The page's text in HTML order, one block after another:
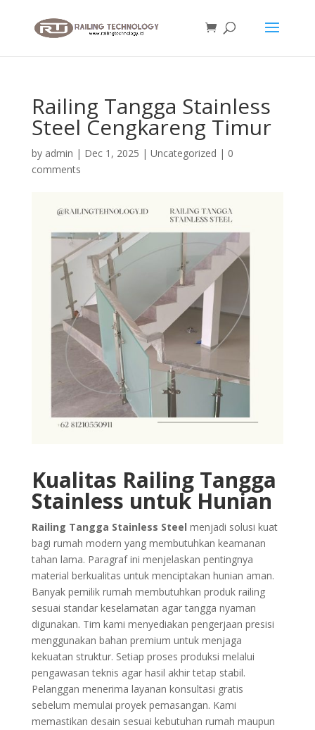
Railing Tangga Stainless
Steel Cengkareng Timur
by admin | Dec 1, 2025 | Uncategorized | 0
comments
Kualitas Railing Tangga
Stainless untuk Hunian
Railing Tangga Stainless Steel menjadi solusi kuat
bagi rumah modern yang membutuhkan keamanan
tahan lama. Paragraf ini menjelaskan pentingnya
material berkualitas untuk menciptakan hunian aman.
Banyak pemilik rumah membutuhkan produk railing
sesuai standar keselamatan agar tangga nyaman
digunakan. Tim kami menyediakan pengerjaan presisi
menggunakan bahan premium untuk menjaga
kekuatan struktur. Setiap proses produksi melalui
pengawasan teknis agar hasil akhir tetap stabil.
Pelanggan menerima layanan konsultasi gratis
sebelum memulai proyek pemasangan. Kami
memastikan desain sesuai kebutuhan rumah maupun